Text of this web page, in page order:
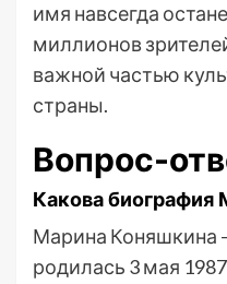
имя навсегда
миллионов
важной частью
страны.
Вопрос-
Какова
Марина Коняшкина
родилась 3 мая